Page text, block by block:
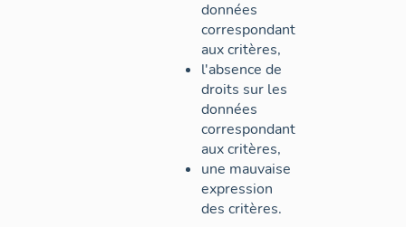
données
correspondant
aux critères,
l'absence de
droits sur les
données
correspondant
aux critères,
une mauvaise
expression
des critères.